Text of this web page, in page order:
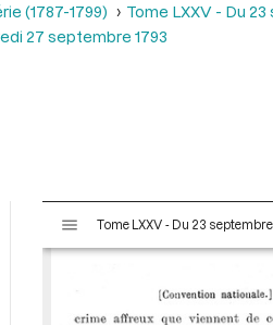
(1787-1799)
Tome LXXV - Du
27 septembre 1793
s
Tome LXXV - Du 23